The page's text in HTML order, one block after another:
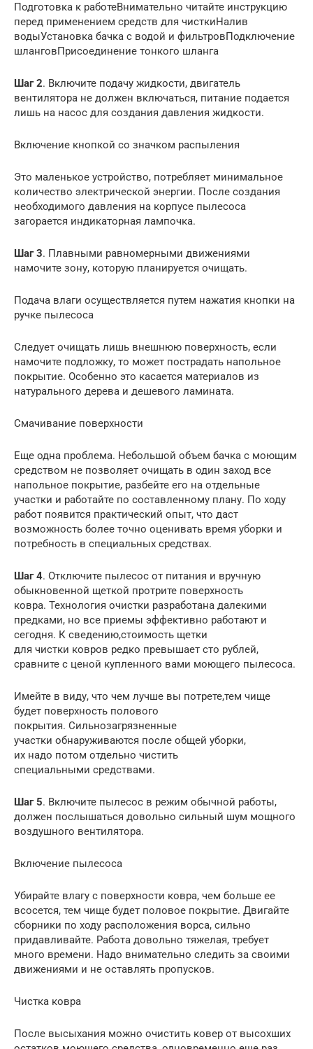
Подготовка к работеВнимательно читайте инструкцию
перед применением средств для чисткиНалив
водыУстановка бачка с водой и фильтровПодключение
шланговПрисоединение тонкого шланга
Шаг 2. Включите подачу жидкости, двигатель
вентилятора не должен включаться, питание подается
лишь на насос для создания давления жидкости.
Включение кнопкой со значком распыления
Это маленькое устройство, потребляет минимальное
количество электрической энергии. После создания
необходимого давления на корпусе пылесоса
загорается индикаторная лампочка.
Шаг 3. Плавными равномерными движениями
намочите зону, которую планируется очищать.
Подача влаги осуществляется путем нажатия кнопки на
ручке пылесоса
Следует очищать лишь внешнюю поверхность, если
намочите подложку, то может пострадать напольное
покрытие. Особенно это касается материалов из
натурального дерева и дешевого ламината.
Смачивание поверхности
Еще одна проблема. Небольшой объем бачка с моющим
средством не позволяет очищать в один заход все
напольное покрытие, разбейте его на отдельные
участки и работайте по составленному плану. По ходу
работ появится практический опыт, что даст
возможность более точно оценивать время уборки и
потребность в специальных средствах.
Шаг 4. Отключите пылесос от питания и вручную
обыкновенной щеткой протрите поверхность
ковра. Технология очистки разработана далекими
предками, но все приемы эффективно работают и
сегодня. К сведению,стоимость щетки
для чистки ковров редко превышает сто рублей,
сравните с ценой купленного вами моющего пылесоса.
Имейте в виду, что чем лучше вы потрете,тем чище
будет поверхность полового
покрытия. Сильнозагрязненные
участки обнаруживаются после общей уборки,
их надо потом отдельно чистить
специальными средствами.
Шаг 5. Включите пылесос в режим обычной работы,
должен послышаться довольно сильный шум мощного
воздушного вентилятора.
Включение пылесоса
Убирайте влагу с поверхности ковра, чем больше ее
всосется, тем чище будет половое покрытие. Двигайте
сборники по ходу расположения ворса, сильно
придавливайте. Работа довольно тяжелая, требует
много времени. Надо внимательно следить за своими
движениями и не оставлять пропусков.
Чистка ковра
После высыхания можно очистить ковер от высохших